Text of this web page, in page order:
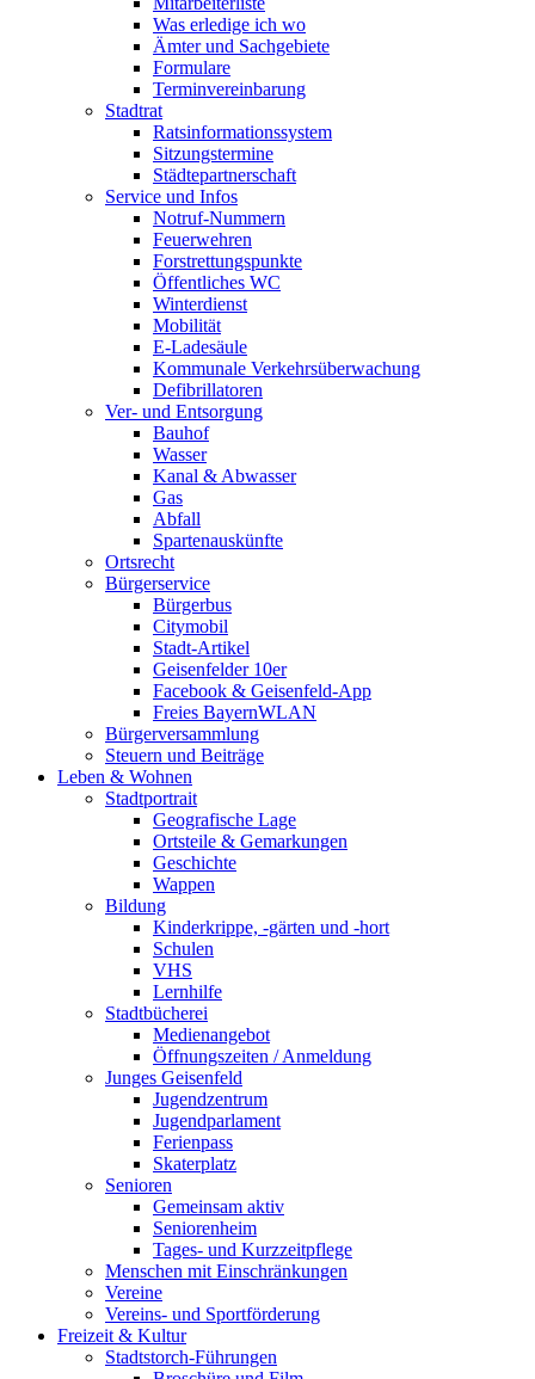
Was erledige ich wo
Ämter und Sachgebiete
Formulare
Terminvereinbarung
Stadtrat
Ratsinformationssystem
Sitzungstermine
Städtepartnerschaft
Service und Infos
Notruf-Nummern
Feuerwehren
Forstrettungspunkte
Öffentliches WC
Winterdienst
Mobilität
E-Ladesäule
Kommunale Verkehrsüberwachung
Defibrillatoren
Ver- und Entsorgung
Bauhof
Wasser
Kanal & Abwasser
Gas
Abfall
Spartenauskünfte
Ortsrecht
Bürgerservice
Bürgerbus
Citymobil
Stadt-Artikel
Geisenfelder 10er
Facebook & Geisenfeld-App
Freies BayernWLAN
Bürgerversammlung
Steuern und Beiträge
Leben & Wohnen
Stadtportrait
Geografische Lage
Ortsteile & Gemarkungen
Geschichte
Wappen
Bildung
Kinderkrippe, -gärten und -hort
Schulen
VHS
Lernhilfe
Stadtbücherei
Medienangebot
Öffnungszeiten / Anmeldung
Junges Geisenfeld
Jugendzentrum
Jugendparlament
Ferienpass
Skaterplatz
Senioren
Gemeinsam aktiv
Seniorenheim
Tages- und Kurzzeitpflege
Menschen mit Einschränkungen
Vereine
Vereins- und Sportförderung
Freizeit & Kultur
Stadtstorch-Führungen